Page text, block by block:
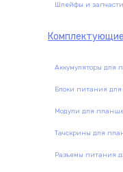
Шлейфы и
Комплектующие
Аккумуляторы для
Блоки питания
Модули для
Тачскрины для
Разъемы питания